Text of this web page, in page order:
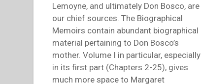
Lemoyne, and ultimately Don Bosco, are
our chief sources. The Biographical
Memoirs contain abundant biographical
material pertaining to Don Bosco’s
mother. Volume I in particular, especially
in its first part (Chapters 2-25), gives
much more space to Margaret